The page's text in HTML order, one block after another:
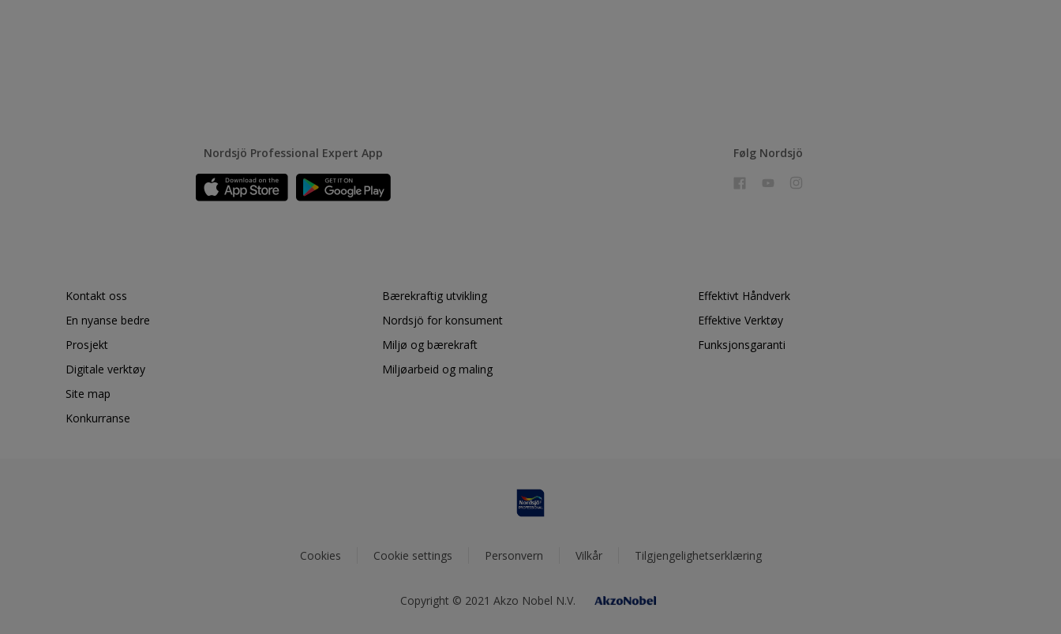
Nordsjö Professional Expert App Følg Nordsjö
Kontakt oss
En nyanse bedre
Prosjekt
Digitale verktøy
Site map
Konkurranse
Bærekraftig utvikling
Nordsjö for konsument
Miljø og bærekraft
Miljøarbeid og maling
Effektivt Håndverk
Effektive Verktøy
Funksjonsgaranti
Cookies Cookie settings Personvern Vilkår Tilgjengelighetserklæring
Copyright © 2021 Akzo Nobel N.V.